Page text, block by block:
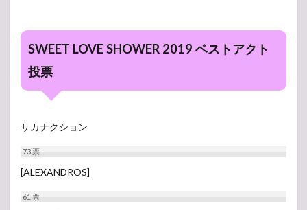
SWEET LOVE SHOWER 2019 ベストアクト
投票
サカナクション
73票
[ALEXANDROS]
61票